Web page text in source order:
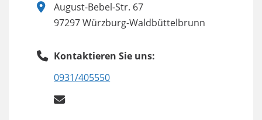
August-Bebel-Str. 67
97297 Würzburg-Waldbüttelbrunn
Kontaktieren Sie uns:
0931/405550